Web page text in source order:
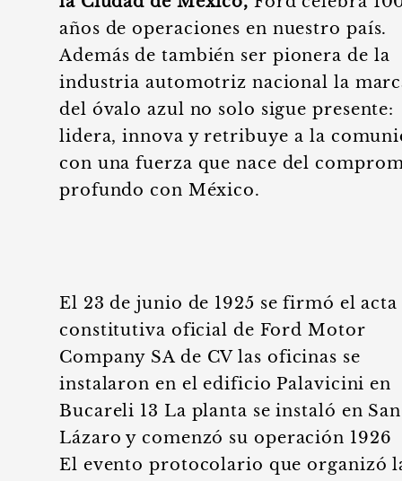
años de operaciones en nuestro país.
Además de también ser pionera de la
industria automotriz nacional la
del óvalo azul no solo sigue presente:
lidera, innova y retribuye a la
con una fuerza que nace del
profundo con México.
El 23 de junio de 1925 se firmó el acta
constitutiva oficial de Ford Motor
Company SA de CV las oficinas se
instalaron en el edificio Palavicini en
Bucareli 13 La planta se instaló en San
Lázaro y comenzó su operación 1926
El evento protocolario que organizó